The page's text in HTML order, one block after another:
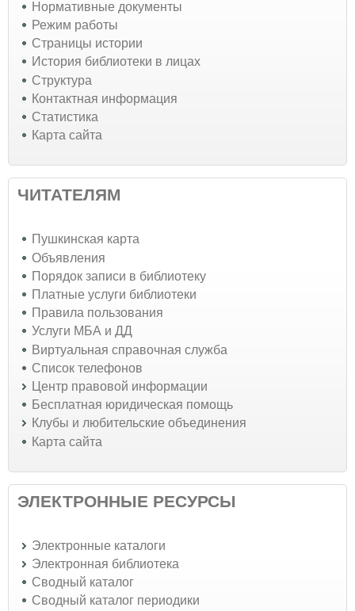
Нормативные документы
Режим работы
Страницы истории
История библиотеки в лицах
Структура
Контактная информация
Статистика
Карта сайта
ЧИТАТЕЛЯМ
Пушкинская карта
Объявления
Порядок записи в библиотеку
Платные услуги библиотеки
Правила пользования
Услуги МБА и ДД
Виртуальная справочная служба
Список телефонов
Центр правовой информации
Бесплатная юридическая помощь
Клубы и любительские объединения
Карта сайта
ЭЛЕКТРОННЫЕ РЕСУРСЫ
Электронные каталоги
Электронная библиотека
Сводный каталог
Сводный каталог периодики